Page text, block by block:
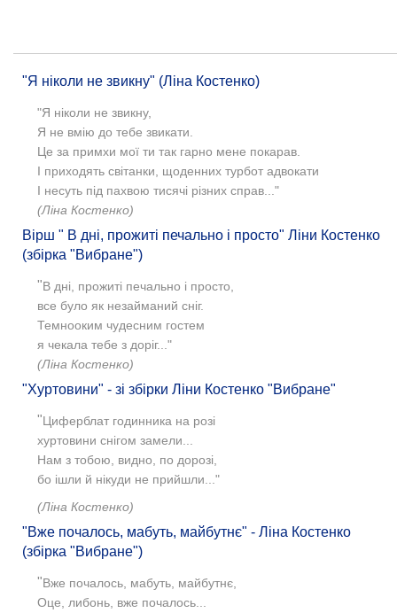
"Я ніколи не звикну" (Ліна Костенко)
"Я ніколи не звикну,
Я не вмію до тебе звикати.
Це за примхи мої ти так гарно мене покарав.
І приходять світанки, щоденних турбот адвокати
І несуть під пахвою тисячі різних справ..."
(Ліна Костенко)
Вірш " В дні, прожиті печально і просто" Ліни Костенко
(збірка "Вибране")
"В дні, прожиті печально і просто,
все було як незайманий сніг.
Темнооким чудесним гостем
я чекала тебе з доріг..."
(Ліна Костенко)
"Хуртовини" - зі збірки Ліни Костенко "Вибране"
"Циферблат годинника на розі
хуртовини снігом замели...
Нам з тобою, видно, по дорозі,
бо ішли й нікуди не прийшли..."
(Ліна Костенко)
"Вже почалось, мабуть, майбутнє" - Ліна Костенко
(збірка "Вибране")
"Вже почалось, мабуть, майбутнє,
Оце, либонь, вже почалось...